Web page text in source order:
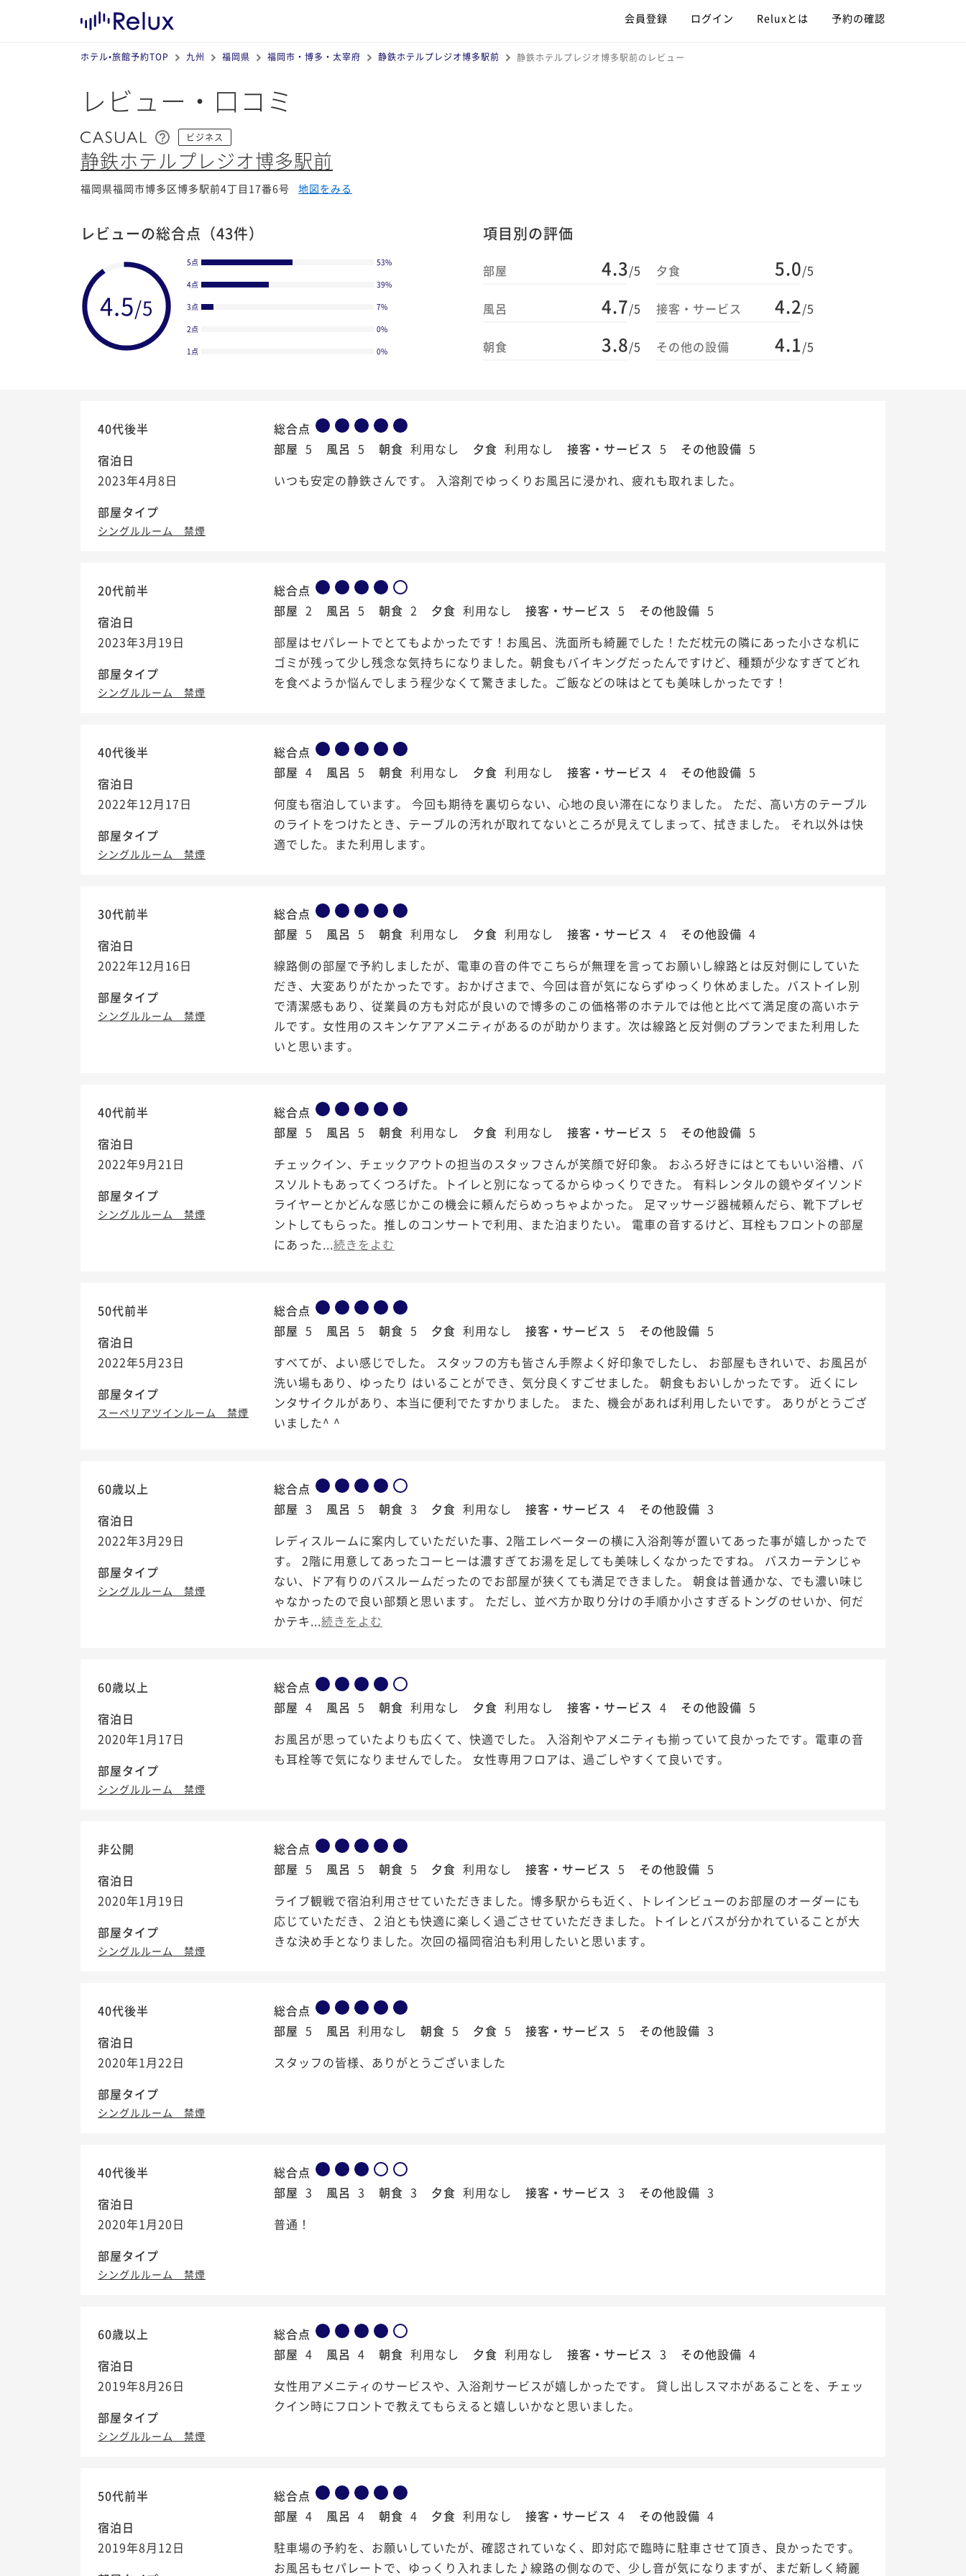
会員登録 ログイン Reluxとは 予約の確認
ホテル•旅館予約TOP 九州 福岡県 福岡市・博多・太宰府 静鉄ホテルプレジオ博多駅前 静鉄ホテルプレジオ博多駅前のレビュー
レビュー・口コミ
ビジネス
静鉄ホテルプレジオ博多駅前
福岡県福岡市博多区博多駅前4丁目17番6号 地図をみる
レビューの総合点 （43件）
/5
5点 53%
4点 39%
3点 7%
2点 0%
1点 0%
項目別の評価
部屋 4.3/5
風呂 4.7/5
朝食 3.8/5
夕食 5.0/5
接客・サービス 4.2/5
その他の設備 4.1/5
40代後半
宿泊日
2023年4月8日
部屋タイプ
シングルルーム 禁煙
総合点
部屋 5 風呂 5 朝食 利用なし 夕食 利用なし 接客・サービス 5 その他設備 5
いつも安定の静鉄さんです。 入溶剤でゆっくりお風呂に浸かれ、疲れも取れました。
20代前半
宿泊日
2023年3月19日
部屋タイプ
シングルルーム 禁煙
総合点
部屋 2 風呂 5 朝食 2 夕食 利用なし 接客・サービス 5 その他設備 5
部屋はセパレートでとてもよかったです！お風呂、洗面所も綺麗でした！ただ枕元の隣にあった小さな机に
ゴミが残って少し残念な気持ちになりました。朝食もバイキングだったんですけど、種類が少なすぎてどれ
を食べようか悩んでしまう程少なくて驚きました。ご飯などの味はとても美味しかったです！
40代後半
宿泊日
2022年12月17日
部屋タイプ
シングルルーム 禁煙
総合点
部屋 4 風呂 5 朝食 利用なし 夕食 利用なし 接客・サービス 4 その他設備 5
何度も宿泊しています。 今回も期待を裏切らない、心地の良い滞在になりました。 ただ、高い方のテーブル
のライトをつけたとき、テーブルの汚れが取れてないところが見えてしまって、拭きました。 それ以外は快
適でした。また利用します。
30代前半
宿泊日
2022年12月16日
部屋タイプ
シングルルーム 禁煙
総合点
部屋 5 風呂 5 朝食 利用なし 夕食 利用なし 接客・サービス 4 その他設備 4
線路側の部屋で予約しましたが、電車の音の件でこちらが無理を言ってお願いし線路とは反対側にしていた
だき、大変ありがたかったです。おかげさまで、今回は音が気にならずゆっくり休めました。バストイレ別
で清潔感もあり、従業員の方も対応が良いので博多のこの価格帯のホテルでは他と比べて満足度の高いホテ
ルです。女性用のスキンケアアメニティがあるのが助かります。次は線路と反対側のプランでまた利用した
いと思います。
40代前半
宿泊日
2022年9月21日
部屋タイプ
シングルルーム 禁煙
総合点
部屋 5 風呂 5 朝食 利用なし 夕食 利用なし 接客・サービス 5 その他設備 5
チェックイン、チェックアウトの担当のスタッフさんが笑顔で好印象。 おふろ好きにはとてもいい浴槽、バ
スソルトもあってくつろげた。トイレと別になってるからゆっくりできた。 有料レンタルの鏡やダイソンド
ライヤーとかどんな感じかこの機会に頼んだらめっちゃよかった。 足マッサージ器械頼んだら、靴下プレゼ
ントしてもらった。推しのコンサートで利用、また泊まりたい。 電車の音するけど、耳栓もフロントの部屋
にあった...続きをよむ
50代前半
宿泊日
2022年5月23日
部屋タイプ
スーペリアツインルーム 禁煙
総合点
部屋 5 風呂 5 朝食 5 夕食 利用なし 接客・サービス 5 その他設備 5
すべてが、よい感じでした。 スタッフの方も皆さん手際よく好印象でしたし、 お部屋もきれいで、お風呂が
洗い場もあり、ゆったり はいることができ、気分良くすごせました。 朝食もおいしかったです。 近くにレ
ンタサイクルがあり、本当に便利でたすかりました。 また、機会があれば利用したいです。 ありがとうござ
いました^ ^
60歳以上
宿泊日
2022年3月29日
部屋タイプ
シングルルーム 禁煙
総合点
部屋 3 風呂 5 朝食 3 夕食 利用なし 接客・サービス 4 その他設備 3
レディスルームに案内していただいた事、2階エレベーターの横に入浴剤等が置いてあった事が嬉しかったで
す。 2階に用意してあったコーヒーは濃すぎてお湯を足しても美味しくなかったですね。 バスカーテンじゃ
ない、ドア有りのバスルームだったのでお部屋が狭くても満足できました。 朝食は普通かな、でも濃い味じ
ゃなかったので良い部類と思います。 ただし、並べ方か取り分けの手順か小さすぎるトングのせいか、何だ
かテキ...続きをよむ
60歳以上
宿泊日
2020年1月17日
部屋タイプ
シングルルーム 禁煙
総合点
部屋 4 風呂 5 朝食 利用なし 夕食 利用なし 接客・サービス 4 その他設備 5
お風呂が思っていたよりも広くて、快適でした。 入浴剤やアメニティも揃っていて良かったです。電車の音
も耳栓等で気になりませんでした。 女性専用フロアは、過ごしやすくて良いです。
非公開
宿泊日
2020年1月19日
部屋タイプ
シングルルーム 禁煙
総合点
部屋 5 風呂 5 朝食 5 夕食 利用なし 接客・サービス 5 その他設備 5
ライブ観戦で宿泊利用させていただきました。博多駅からも近く、トレインビューのお部屋のオーダーにも
応じていただき、２泊とも快適に楽しく過ごさせていただきました。トイレとバスが分かれていることが大
きな決め手となりました。次回の福岡宿泊も利用したいと思います。
40代後半
宿泊日
2020年1月22日
部屋タイプ
シングルルーム 禁煙
総合点
部屋 5 風呂 利用なし 朝食 5 夕食 5 接客・サービス 5 その他設備 3
スタッフの皆様、ありがとうございました
40代後半
宿泊日
2020年1月20日
部屋タイプ
シングルルーム 禁煙
総合点
部屋 3 風呂 3 朝食 3 夕食 利用なし 接客・サービス 3 その他設備 3
普通！
60歳以上
宿泊日
2019年8月26日
部屋タイプ
シングルルーム 禁煙
総合点
部屋 4 風呂 4 朝食 利用なし 夕食 利用なし 接客・サービス 3 その他設備 4
女性用アメニティのサービスや、入浴剤サービスが嬉しかったです。 貸し出しスマホがあることを、チェッ
クイン時にフロントで教えてもらえると嬉しいかなと思いました。
50代前半
宿泊日
2019年8月12日
総合点
部屋 4 風呂 4 朝食 4 夕食 利用なし 接客・サービス 4 その他設備 4
駐車場の予約を、お願いしていたが、確認されていなく、即対応で臨時に駐車させて頂き、良かったです。
お風呂もセパレートで、ゆっくり入れました♪線路の側なので、少し音が気になりますが、まだ新しく綺麗